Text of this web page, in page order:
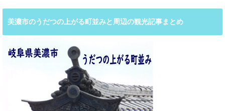
美濃市のうだつの上がる町並みと周辺の観光記事まとめ